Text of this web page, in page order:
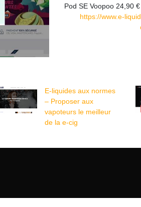
Pod SE Voopoo 24,90 €
https://www.e-
E-liquides aux normes
– Proposer aux
vapoteurs le meilleur
de la e-cig